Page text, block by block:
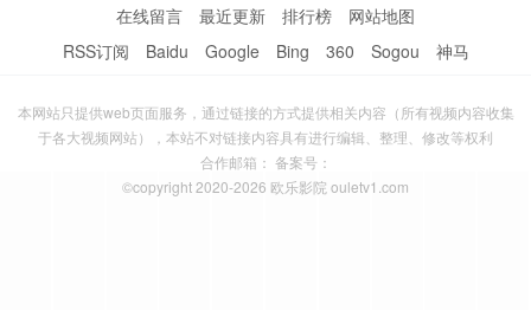
在线留言 最近更新 排行榜
网站地图
RSS订阅
Baidu Google Bing 360 Sogou 神马
本网站只提供web页面服务，通过链接的方式提供相关内容（所有视频内容收集
于各大视频网站），本站不对链接内容具有进行编辑、整理、修改等权利
合作邮箱： 备案号：
©copyright 2020-2026 欧乐影院 ouletv1.com